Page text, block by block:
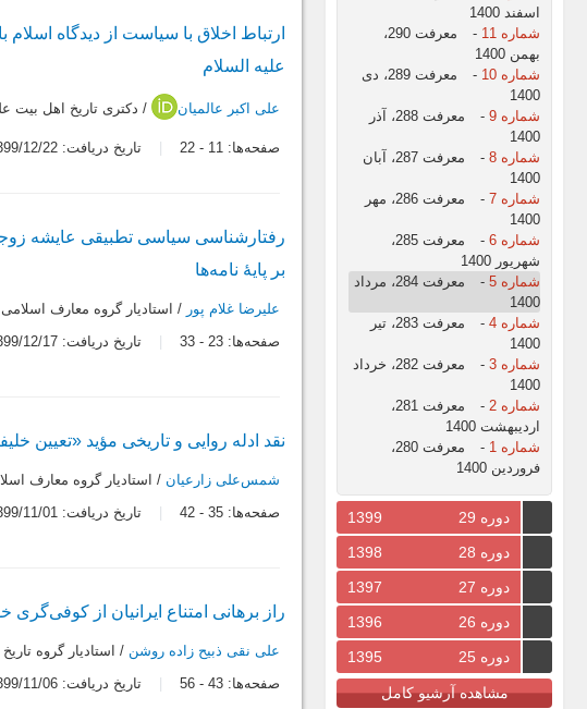
اسفند 1400
شماره 11
-
معرفت 290،
بهمن 1400
شماره 10
-
معرفت 289، دی
1400
شماره 9
-
معرفت 288، آذر
1400
شماره 8
-
معرفت 287، آبان
1400
شماره 7
-
معرفت 286، مهر
1400
شماره 6
-
معرفت 285،
شهریور 1400
شماره 5
-
معرفت 284، مرداد
1400
شماره 4
-
معرفت 283، تیر
1400
شماره 3
-
معرفت 282، خرداد
1400
شماره 2
-
معرفت 281،
اردیبهشت 1400
شماره 1
-
معرفت 280،
فروردین 1400
دوره 29
1399
دوره 28
1398
دوره 27
1397
دوره 26
1396
دوره 25
1395
مشاهده آرشیو کامل
ارتباط اخلاق با سیاست از دیدگاه
علیه السلام
علی اکبر عالمیان / دکتری تاریخ اهل بیت
صفحه‌ها: 11
-
22 تاریخ دریافت: 1399/12/22
رفتارشناسی سیاسی تطبیقی عایشه
بر پایۀ نامه‌ها
علیرضا غلام پور / استادیار گروه معارف اسلامی
صفحه‌ها: 23
-
33 تاریخ دریافت: 1399/12/17
نقد ادله روایی و تاریخی مؤید «تعیین
شمس‌علی زارعیان / استادیار گروه معارف
صفحه‌ها: 35
-
42 تاریخ دریافت: 1399/11/01
راز برهانی امتناع ایرانیان از کوفی‌گری
علی نقی ذبیح زاده روشن / استادیار گروه
صفحه‌ها: 43
-
56 تاریخ دریافت: 1399/11/06